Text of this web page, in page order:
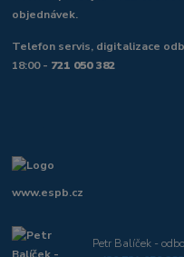
objednávek.
Telefon servis, digitalizace
18:00 - 721 050 382
www.espb.cz
Petr Balíček -